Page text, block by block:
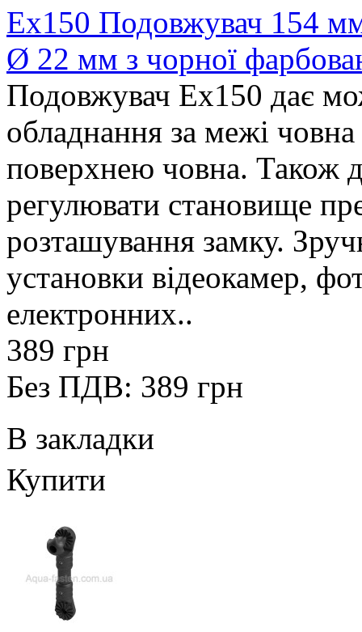
Ex150 Подовжувач 154 мм
Ø 22 мм з чорної
Подовжувач Ex150 дає
обладнання за межі
поверхнею човна. Також
регулювати становище
розташування замку.
установки відеокамер,
електронних..
389 грн
Без ПДВ: 389 грн
В закладки
Купити